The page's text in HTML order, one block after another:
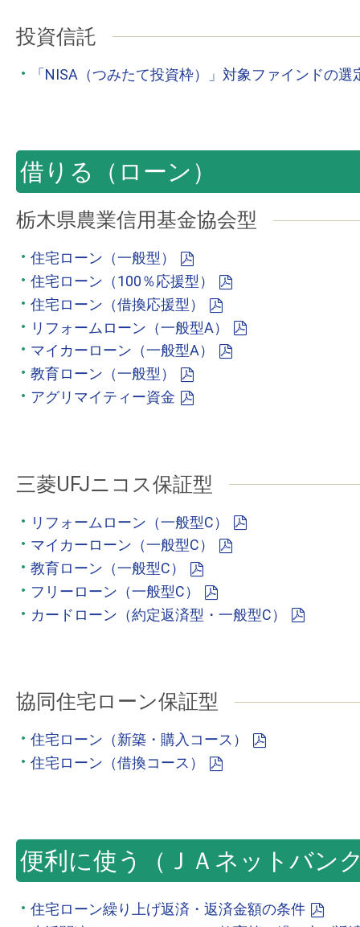
投資信託
「NISA（つみたて投資枠）」対象ファインドの
借りる（ローン）
栃木県農業信用基金協会型
住宅ローン（一般型）
住宅ローン（100％応援型）
住宅ローン（借換応援型）
リフォームローン（一般型A）
マイカーローン（一般型A）
教育ローン（一般型）
アグリマイティー資金
三菱UFJニコス保証型
リフォームローン（一般型C）
マイカーローン（一般型C）
教育ローン（一般型C）
フリーローン（一般型C）
カードローン（約定返済型・一般型C）
協同住宅ローン保証型
住宅ローン（新築・購入コース）
住宅ローン（借換コース）
便利に使う（ＪＡネットバン
住宅ローン繰り上げ返済・返済金額の条件